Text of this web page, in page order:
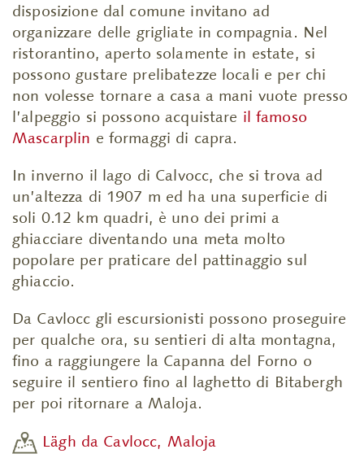
disposizione dal comune invitano ad
organizzare delle grigliate in compagnia. Nel
ristorantino, aperto solamente in estate, si
possono gustare prelibatezze locali e per chi
non volesse tornare a casa a mani vuote presso
l’alpeggio si possono acquistare il famoso
Mascarplin e formaggi di capra.
In inverno il lago di Calvocc, che si trova ad
un’altezza di 1907 m ed ha una superficie di
soli 0.12 km quadri, è uno dei primi a
ghiacciare diventando una meta molto
popolare per praticare del pattinaggio sul
ghiaccio.
Da Cavlocc gli escursionisti possono proseguire
per qualche ora, su sentieri di alta montagna,
fino a raggiungere la Capanna del Forno o
seguire il sentiero fino al laghetto di Bitabergh
per poi ritornare a Maloja.
Lägh da Cavlocc, Maloja